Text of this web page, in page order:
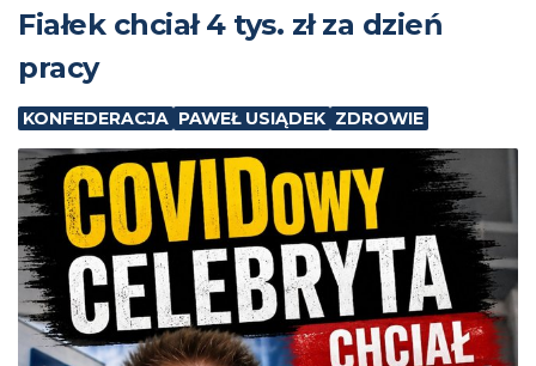
Fiałek chciał 4 tys. zł za dzień
pracy
KONFEDERACJA PAWEŁ USIĄDEK ZDROWIE